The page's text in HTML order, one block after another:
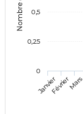
JanvierFévrierMars
0
0,25
0,5